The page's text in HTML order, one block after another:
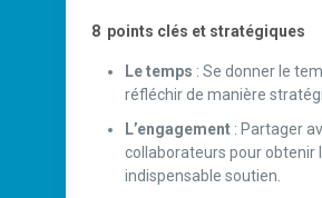
8 points clés et stratégiques
Le temps : Se donner le
réfléchir de manière
L’engagement : Partager
collaborateurs pour obtenir
indispensable soutien.